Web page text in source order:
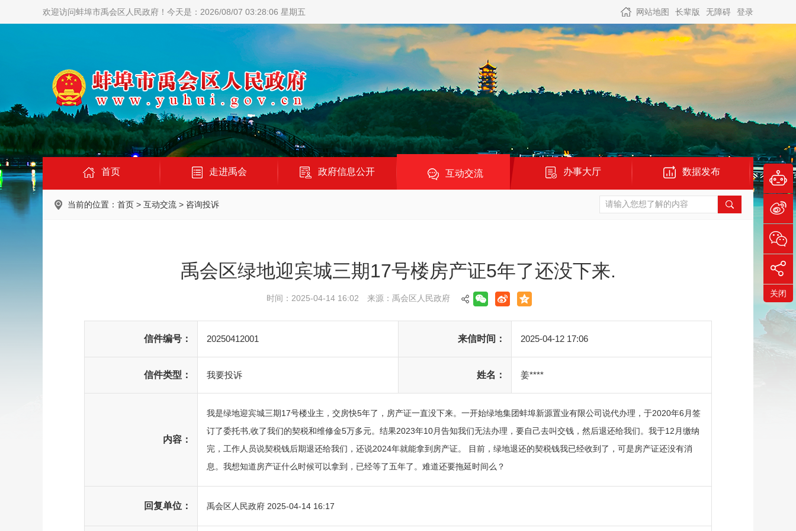
欢迎访问蚌埠市禹会区人民政府！ 今天是：2026/08/07 03:28:07 星期五 网站地图 长辈版 无障碍 登录
首页 走进禹会 政府信息公开 互动交流 办事大厅 数据发布
当前的位置： 首页 > 互动交流 > 咨询投诉
禹会区绿地迎宾城三期17号楼房产证5年了还没下来.
时间：2025-04-14 16:02 来源：禹会区人民政府
信件编号： 20250412001 来信时间： 2025-04-12 17:06
信件类型： 我要投诉 姓名： 姜****
内容：
我是绿地迎宾城三期17号楼业主，交房快5年了，房产证一直没下来。一开始绿地集团蚌埠新源置业有限公司说代办理，于2020年6月签
订了委托书,收了我们的契税和维修金5万多元。结果2023年10月告知我们无法办理，要自己去叫交钱，然后退还给我们。我于12月缴纳
完，工作人员说契税钱后期退还给我们，还说2024年就能拿到房产证。 目前，绿地退还的契税钱我已经收到了，可是房产证还没有消
息。我想知道房产证什么时候可以拿到，已经等了五年了。难道还要拖延时间么？
回复单位： 禹会区人民政府 2025-04-14 16:17
关闭